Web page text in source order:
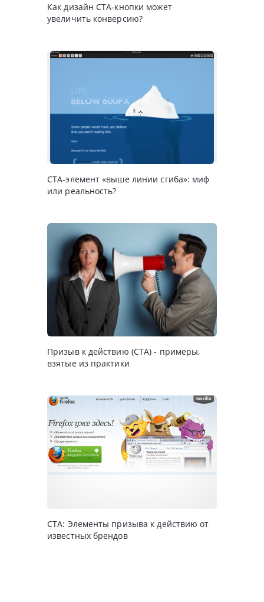
Как дизайн CTA-кнопки может
увеличить конверсию?
CTA-элемент «выше линии сгиба»: миф
или реальность?
Призыв к действию (CTA) - примеры,
взятые из практики
CTA: Элементы призыва к действию от
известных брендов